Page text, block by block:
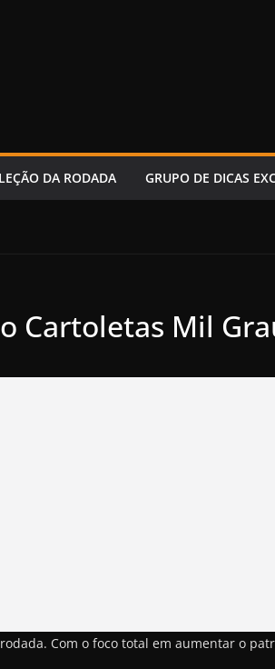
DA RODADA GRUPO DE DICAS
Cartoletas Mil
Com o foco total em aumentar o